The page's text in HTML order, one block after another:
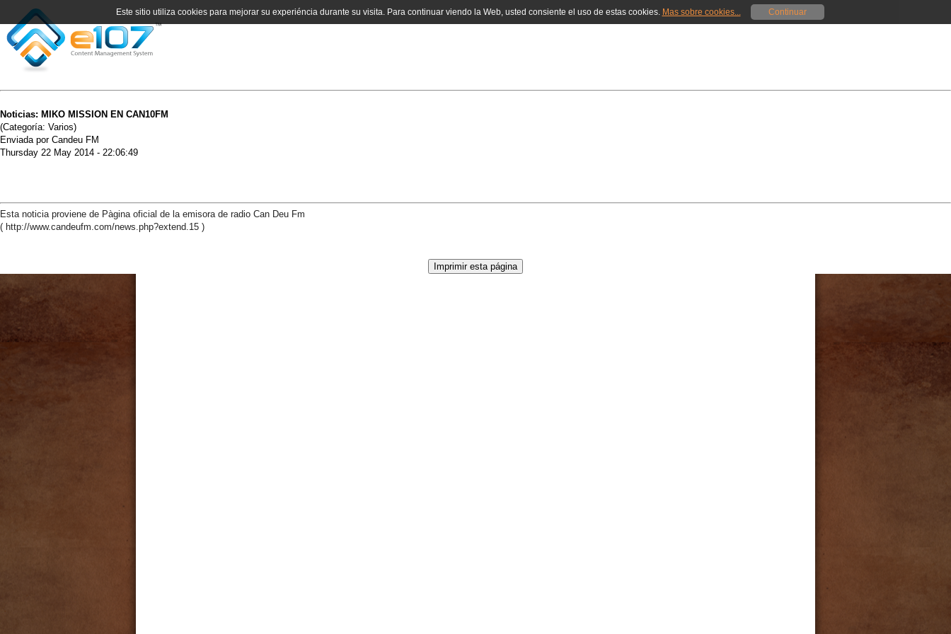
Noticias: MIKO MISSION EN CAN10FM
(Categoría: Varios)
Enviada por Candeu FM
Thursday 22 May 2014 - 22:06:49
Esta noticia proviene de Pàgina oficial de la emisora de radio Can Deu Fm
( http://www.candeufm.com/news.php?extend.15 )
Este sitio utiliza cookies para mejorar su experiéncia durante su visita. Para continuar viendo la Web, usted consiente el uso de estas cookies. Mas sobre cookies... Continuar